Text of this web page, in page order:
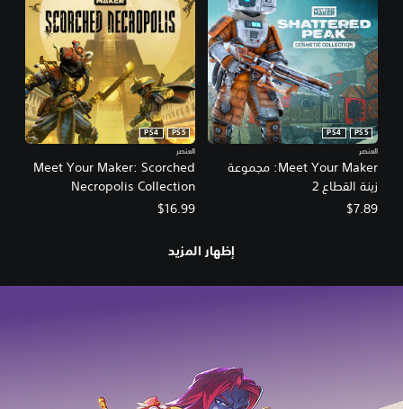
Meet Your Maker: مجموعة
زينة القطاع 2
PS5
PS4
العنصر
$7.89
Meet Your Maker: Scorched
Necropolis Collection
PS5
PS4
العنصر
$16.99
إظهار المزيد